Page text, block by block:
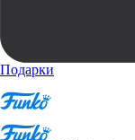
Подарки